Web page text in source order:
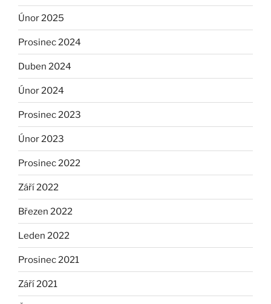
Únor 2025
Prosinec 2024
Duben 2024
Únor 2024
Prosinec 2023
Únor 2023
Prosinec 2022
Září 2022
Březen 2022
Leden 2022
Prosinec 2021
Září 2021